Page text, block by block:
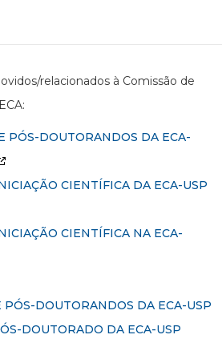
relacionados à Comissão de
PÓS-DOUTORANDOS DA ECA-
CIENTÍFICA DA ECA-USP
CIENTÍFICA NA ECA-
DOUTORANDOS DA ECA-USP
DOUTORADO DA ECA-USP